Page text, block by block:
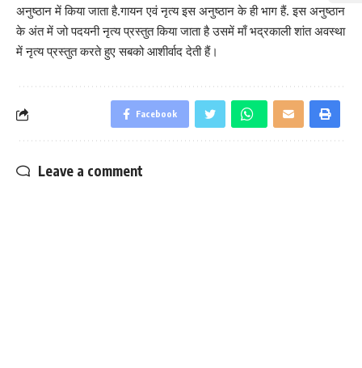
अनुष्ठान में किया जाता है.गायन एवं नृत्य इस अनुष्ठान के ही भाग हैं. इस अनुष्ठान
के अंत में जो पदयनी नृत्य प्रस्तुत किया जाता है उसमें माँ भद्रकाली शांत अवस्था
में नृत्य प्रस्तुत करते हुए सबको आशीर्वाद देती हैं।
Facebook
Leave a comment